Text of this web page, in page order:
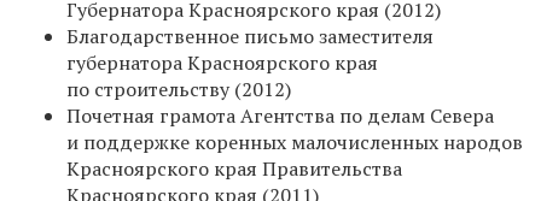
Губернатора Красноярского края (2012)
Благодарственное письмо заместителя
губернатора Красноярского края
по строительству (2012)
Почетная грамота Агентства по делам Севера
и поддержке коренных малочисленных народов
Красноярского края Правительства
Красноярского края (2011)